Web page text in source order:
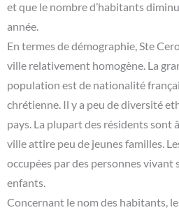
et que le nombre d’habitants
année.
En termes de démographie, Ste
ville relativement homogène. La
population est de nationalité
chrétienne. Il y a peu de diversité
pays. La plupart des résidents sont
ville attire peu de jeunes familles.
occupées par des personnes vivant
enfants.
Concernant le nom des habitants,